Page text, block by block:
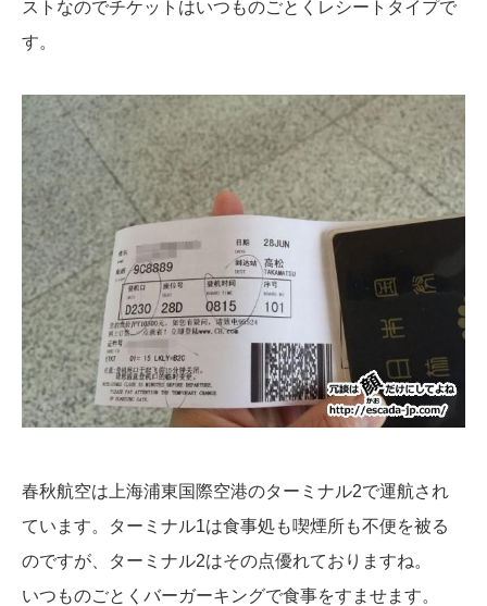
ストなのでチケットはいつものごとくレシートタイプで
す。
春秋航空は上海浦東国際空港のターミナル2で運航され
ています。ターミナル1は食事処も喫煙所も不便を被る
のですが、ターミナル2はその点優れておりますね。
いつものごとくバーガーキングで食事をすませます。